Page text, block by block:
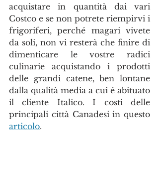
acquistare in quantità dai vari
Costco e se non potrete riempirvi i
frigoriferi, perché magari vivete
da soli, non vi resterà che finire di
dimenticare le vostre radici
culinarie acquistando i prodotti
delle grandi catene, ben lontane
dalla qualità media a cui è abituato
il cliente Italico. I costi delle
articolo.